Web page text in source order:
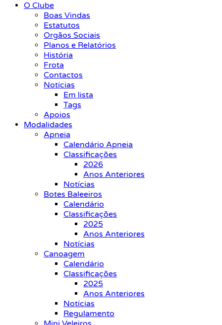
O Clube
Boas Vindas
Estatutos
Orgãos Sociais
Planos e Relatórios
História
Frota
Contactos
Notícias
Em lista
Tags
Apoios
Modalidades
Apneia
Calendário Apneia
Classificações
2026
Anos Anteriores
Notícias
Botes Baleeiros
Calendário
Classificações
2025
Anos Anteriores
Notícias
Canoagem
Calendário
Classificações
2025
Anos Anteriores
Notícias
Regulamento